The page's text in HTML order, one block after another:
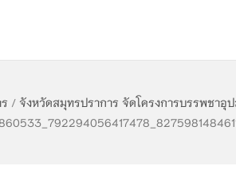
/ จังหวัดสมุทรปราการ จัดโครงการบรรพชาอุ